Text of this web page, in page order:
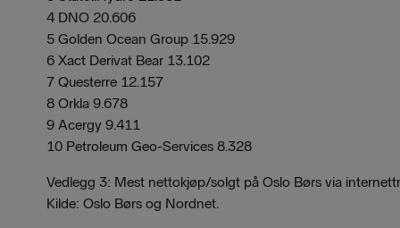
4 DNO 20.606
5 Golden Ocean Group 15.929
6 Xact Derivat Bear 13.102
7 Questerre 12.157
8 Orkla 9.678
9 Acergy 9.411
10 Petroleum Geo-Services 8.328
Vedlegg 3: Mest nettokjøp/solgt på Oslo Børs via
Kilde: Oslo Børs og Nordnet.